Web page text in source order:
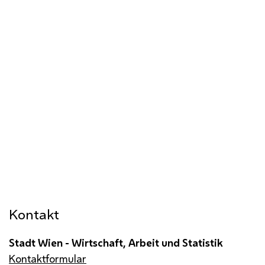
Kontakt
Stadt Wien - Wirtschaft, Arbeit und Statistik
Kontaktformular